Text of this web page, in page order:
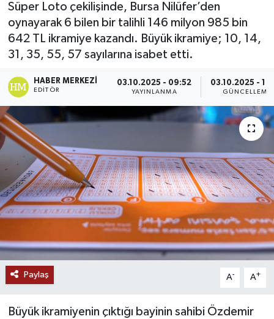
Süper Loto çekilişinde, Bursa Nilüfer’den
oynayarak 6 bilen bir talihli 146 milyon 985 bin
642 TL ikramiye kazandı. Büyük ikramiye; 10, 14,
31, 35, 55, 57 sayılarına isabet etti.
HABER MERKEZI
EDITÖR
03.10.2025 - 09:52
YAYINLANMA
03.10.2025 -
GÜNCELLEME
Paylaş A- A+
Büyük ikramiyenin çıktığı bayinin sahibi Özdemir
Çevre
Dünya
Eğitim
Ekonomi
Genel
Gündem
Haberde İnsan
Kültür Sanat
Magazin
Son Dakika Haberleri
Haber Arşivi